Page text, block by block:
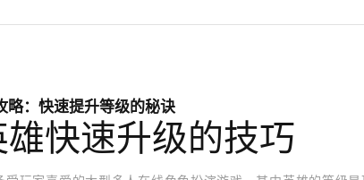
略：快速提升等级的秘诀
快速升级的技巧